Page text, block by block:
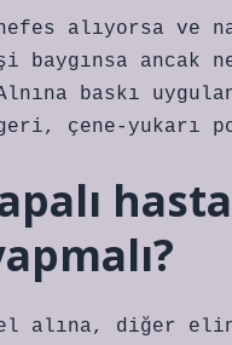
alıyorsa ve
ancak
baskı
çene-yukarı
alına, diğer elin